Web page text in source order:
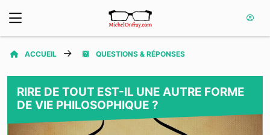
ACCUEIL QUESTIONS & RÉPONSES
RIRE DE TOUT EST-IL UNE AUTRE FORME
DE VIE PHILOSOPHIQUE ?